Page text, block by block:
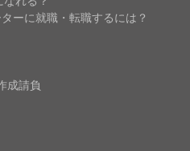
ーに就職・転職するには？
成請負